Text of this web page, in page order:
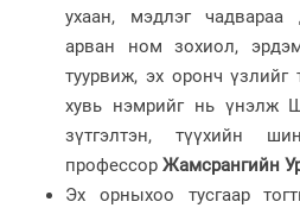
ухаан, мэдлэг
арван ном зохиол,
туурвиж, эх оронч үзлийг
хувь нэмрийг нь үнэлж
зүтгэлтэн, түүхийн
профессор Жамсрангийн
Эх орныхоо тусгаар